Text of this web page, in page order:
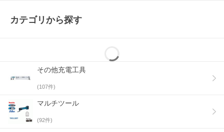
カテゴリから探す
その他充電工具
(107件)
マルチツール
(92件)